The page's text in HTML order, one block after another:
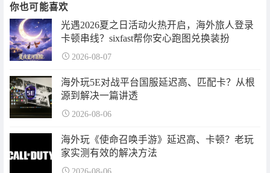
你也可能喜欢
光遇2026夏之日活动火热开启，海外旅人登录
卡顿串线？sixfast帮你安心跑图兑换装扮
2026-08-07
海外玩5E对战平台国服延迟高、匹配卡？从根
源到解决一篇讲透
2026-08-06
海外玩《使命召唤手游》延迟高、卡顿？老玩
家实测有效的解决方法